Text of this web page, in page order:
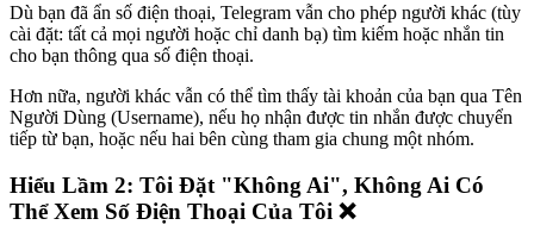
Dù bạn đã ẩn số điện thoại, Telegram vẫn cho phép người khác (tùy
cài đặt: tất cả mọi người hoặc chỉ danh bạ) tìm kiếm hoặc nhắn tin
cho bạn thông qua số điện thoại.
Hơn nữa, người khác vẫn có thể tìm thấy tài khoản của bạn qua Tên
Người Dùng (Username), nếu họ nhận được tin nhắn được chuyển
tiếp từ bạn, hoặc nếu hai bên cùng tham gia chung một nhóm.
Hiểu Lầm 2: Tôi Đặt "Không Ai", Không Ai Có
Thể Xem Số Điện Thoại Của Tôi ❌